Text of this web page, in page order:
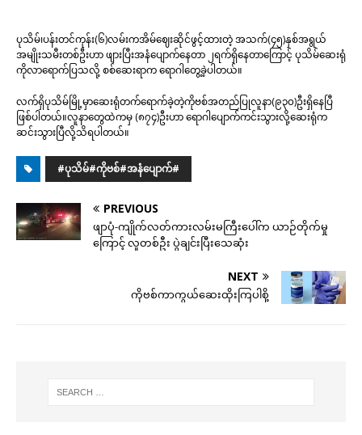
ပုသိမ်၊ပန်းတင်ကုန်း(၆)လမ်းကအိမ်ဈေးဆိုင်ဖွင့်ထားတဲ့ အသက်(၄၅)နှစ်အရွယ်
အမျိုးသမီးတစ်ဦးဟာ ဖျားပြီးအနံပျောက်နေတာ ၂ရက်ရှိနေတာကြောင့် ပုသိမ်ဆေးရုံ
ကိုလာရောက်ပြသလို့ စစ်ဆေးရာက ရောဂါတွေ့ခဲ့ပါတယ်။
လက်ရှိပုသိမ်မြို့မှာဆေးရုံတက်ရောက်ခဲ့တဲ့ကိုဗစ်အတည်ပြုလူနာ(၉၃၀)ဦးရှိနေပြီ
ဖြစ်ပါတယ်။လူနာတွေထဲကမှ (၈၇၄)ဦးဟာ ရောဂါပျောက်ကင်းသွားလို့ဆေးရုံက
ဆင်းသွားပြီလို့သိရပါတယ်။
#ပုသိမ်#ကိုဗစ်#အနံပျောက်#
PREVIOUS
ဖျာပုံ-ကျိုက်လတ်ကားလမ်းမကြီးပေါ်က ယာဉ်တိုက်မှု
ကြောင့် လူတစ်ဦး ပွဲချင်းပြီးသေဆုံး
NEXT
ကိုဗစ်ကာကွယ်ဆေးထိုးကြပါစို့